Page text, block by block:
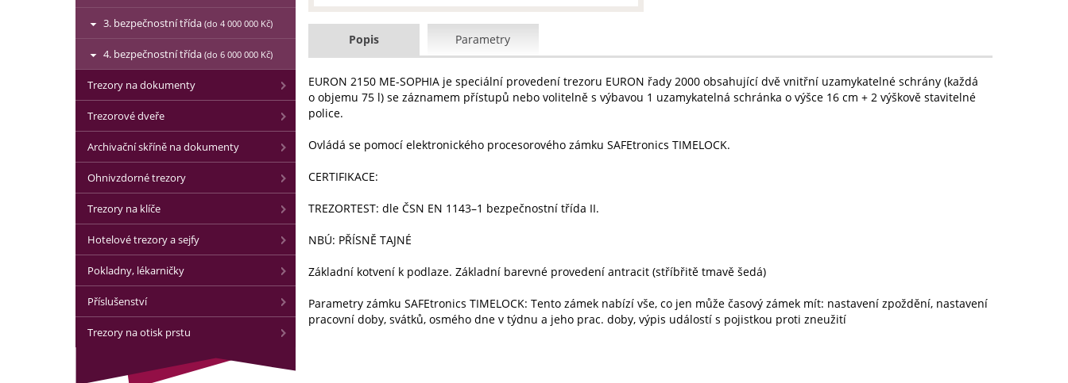
Popis Parametry
EURON 2150 ME-SOPHIA je speciální provedení trezoru EURON řady 2000 obsahující dvě vnitřní uzamykatelné schrány (každá
o objemu 75 l) se záznamem přístupů nebo volitelně s výbavou 1 uzamykatelná schránka o výšce 16 cm + 2 výškově stavitelné
police.
Ovládá se pomocí elektronického procesorového zámku SAFEtronics TIMELOCK.
CERTIFIKACE:
TREZORTEST: dle ČSN EN 1143–1 bezpečnostní třída II.
NBÚ: PŘÍSNĚ TAJNÉ
Základní kotvení k podlaze. Základní barevné provedení antracit (stříbřitě tmavě šedá)
Parametry zámku SAFEtronics TIMELOCK: Tento zámek nabízí vše, co jen může časový zámek mít: nastavení zpoždění, nastavení
pracovní doby, svátků, osmého dne v týdnu a jeho prac. doby, výpis událostí s pojistkou proti zneužití
3. bezpečnostní třída (do 4 000 000 Kč)
4. bezpečnostní třída (do 6 000 000 Kč)
Trezory na dokumenty
Trezorové dveře
Archivační skříně na dokumenty
Ohnivzdorné trezory
Trezory na klíče
Hotelové trezory a sejfy
Pokladny, lékarničky
Příslušenství
Trezory na otisk prstu